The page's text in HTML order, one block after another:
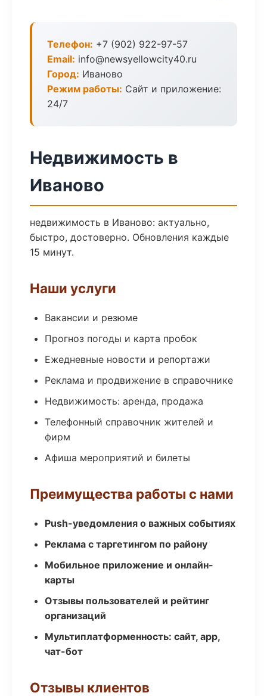
Телефон: +7 (902) 922-97-57
Email: info@newsyellowcity40.ru
Город: Иваново
Режим работы: Сайт и приложение:
24/7
Недвижимость в
Иваново
недвижимость в Иваново: актуально,
быстро, достоверно. Обновления каждые
15 минут.
Наши услуги
Вакансии и резюме
Прогноз погоды и карта пробок
Ежедневные новости и репортажи
Реклама и продвижение в справочнике
Недвижимость: аренда, продажа
Телефонный справочник жителей и
фирм
Афиша мероприятий и билеты
Преимущества работы с нами
Push-уведомления о важных событиях
Реклама с таргетингом по району
Мобильное приложение и онлайн-
карты
Отзывы пользователей и рейтинг
организаций
Мультиплатформенность: сайт, app,
чат-бот
Отзывы клиентов